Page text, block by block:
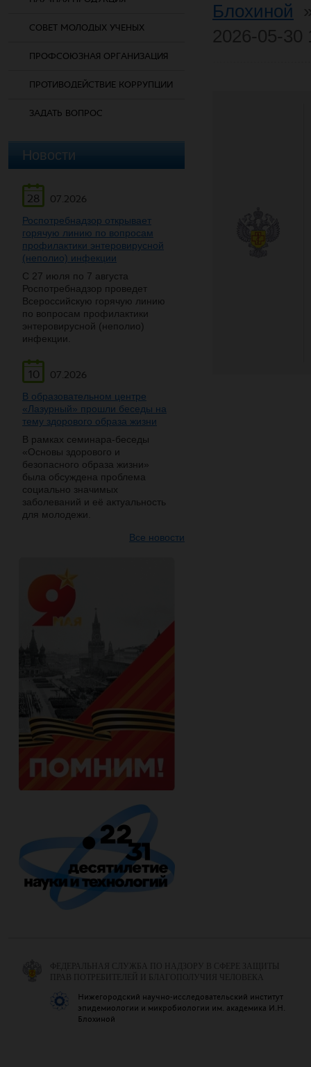
СОВЕТ МОЛОДЫХ УЧЕНЫХ
ПРОФСОЮЗНАЯ ОРГАНИЗАЦИЯ
ПРОТИВОДЕЙСТВИЕ КОРРУПЦИИ
ЗАДАТЬ ВОПРОС
Новости
28
07.2026
Роспотребнадзор открывает
горячую линию по вопросам
профилактики энтеровирусной
(неполио) инфекции
С 27 июля по 7 августа
Роспотребнадзор проведет
Всероссийскую горячую линию
по вопросам профилактики
энтеровирусной (неполио)
инфекции.
10
07.2026
В образовательном центре
«Лазурный» прошли беседы на
тему здорового образа жизни
В рамках семинара-беседы
«Основы здорового и
безопасного образа жизни»
была обсуждена проблема
социально значимых
заболеваний и её актуальность
для молодежи.
Все новости
Блохиной
ФЕДЕРАЛЬНАЯ СЛУЖБА ПО НАДЗОРУ В СФЕРЕ ЗАЩИТЫ
ПРАВ ПОТРЕБИТЕЛЕЙ И БЛАГОПОЛУЧИЯ ЧЕЛОВЕКА
Нижегородский научно-исследовательский институт
эпидемиологии и микробиологии им. академика И.Н.
Блохиной